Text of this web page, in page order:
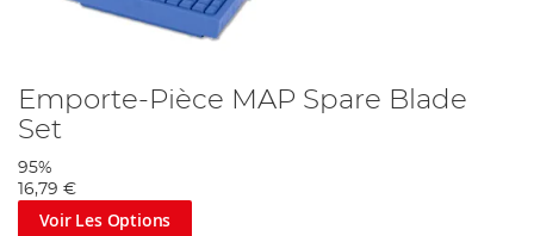
Emporte-Pièce MAP Spare Blade
Set
95%
16,79 €
Voir Les Options